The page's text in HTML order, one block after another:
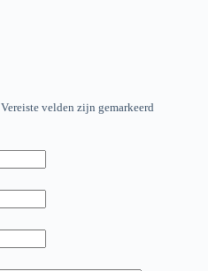
Vereiste velden zijn gemarkeerd